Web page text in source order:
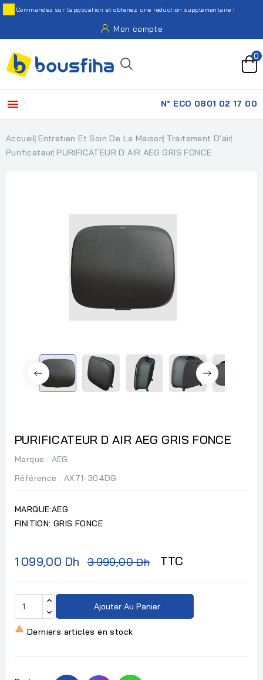
Commandez sur l'application et obtenez une réduction supplémentaire !
Mon compte
0
 N° ECO 0801 02 17 00
Accueil Entretien Et Soin De La Maison Traitement D'air
Purificateur PURIFICATEUR D AIR AEG GRIS FONCE
PURIFICATEUR D AIR AEG GRIS FONCE
Marque : AEG
Référence : AX71-304DG
MARQUE:AEG
FINITION: GRIS FONCE
1 099,00 Dh 3 999,00 Dh TTC
Ajouter Au Panier
 Derniers articles en stock